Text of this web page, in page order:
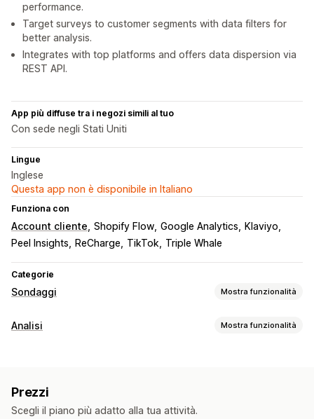
performance.
Target surveys to customer segments with data filters for
better analysis.
Integrates with top platforms and offers data dispersion via
REST API.
App più diffuse tra i negozi simili al tuo
Con sede negli Stati Uniti
Lingue
Inglese
Questa app non è disponibile in Italiano
Funziona con
Account cliente Shopify Flow Google Analytics
Klaviyo
Peel Insights
ReCharge TikTok Triple Whale
Categorie
Sondaggi Mostra funzionalità
Personalizzazione dei moduli
Tipi di sondaggio
Soddisfazione dei clienti
Ricerca di mercato
Analisi Mostra funzionalità
Segmentazione
Valore totale dei clienti (LTV)
Analisi delle coorti
Prezzi
Scegli il piano più adatto alla tua attività.